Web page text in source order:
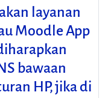
layanan
Moodle App
bawaan
HP, jika di